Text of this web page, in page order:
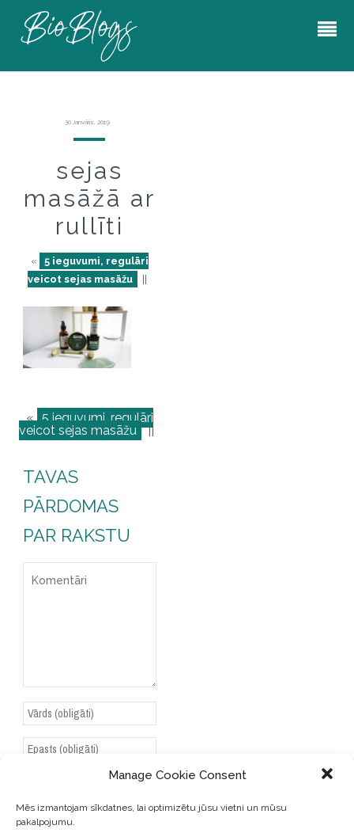
Manage Cookie Consent
Mēs izmantojam sīkdatnes, lai optimizētu jūsu vietni un mūsu
pakalpojumu.
30 Janvāris, 2019
sejas
masāžā ar
rullīti
«
5 ieguvumi, regulāri
veicot sejas masāžu
« 5 ieguvumi, regulāri
veicot sejas masāžu ||
TAVAS
PĀRDOMAS
PAR RAKSTU
E-PASTA ADRESI UN VIETNI
ŠAJĀ PĀRLŪKPROGRAMMĀ